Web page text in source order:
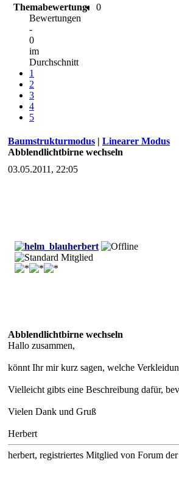
Themabewertung:
0
Bewertungen
-
0
im
Durchschnitt
1
2
3
4
5
Baumstrukturmodus | Linearer Modus
Abblendlichtbirne wechseln
03.05.2011, 22:05
herbert
Abblendlichtbirne wechseln
Hallo zusammen,
könnt Ihr mir kurz sagen, welche
Vielleicht gibts eine Beschreibung dafür,
Vielen Dank und Gruß
Herbert
herbert, registriertes Mitglied von Forum